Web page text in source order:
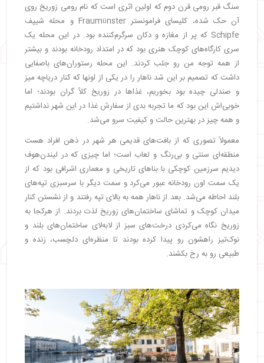
سنگ قبر رومی قرن دوم که اولین اثری است که نام رومی زوریخ روی
آن حک شده، کلیسای فرامونستر Fraumünster و محله شیپف
Schipfe که پر از مغازه و دکان سرگرم‌کننده بود. در این محله یک
سری کارگاه‌های کوچک هنری بود که در امتداد رودخانه بودند و بیشتر
از همه توجه من رو جلب کردند. این محله رستوران‌های باصفایی
داشت که تصمیم بر این شد ناهار را در یکی از اونها که کنار دریاچه میز
و صندلی چیده بود بخوریم، غذاها در زوریخ کلاً گران بودند؛ اما
خوبی‌اش این بود که ما تجربه بدی از سفارش غذا در این شهر نداشتیم
و همه چیز در بهترین حالت و کیفیت سرو می‌شد.
معمولاً تصوری که از بافت‌های قدیمی هر شهر در ذهن افراد هست
منطقه‌ای سنتی و بی‌رنگ و لعاب است؛ اما چیزی که در لیندن‌هوف
دیدیم سرزمین کوچکی با بناهای تاریخی و معماری اشرافی بود که از
یک سمت اون رودخانه عبور می‌کرد و سمت دیگر با سرسبزی تپه‌های
بلند احاطه می‌شد. بعد از ناهار همه به بالای تپه رفتند و از نشستن کنار
میدان کوچک و تماشای ساختمان‌های زوریخ لذت بردند. از هرکجا به
زوریخ نگاه می‌کردی درخت‌های سبز از لابه‌لای ساختمان‌های بلند و
نوک‌تیز راهشون رو پیدا کرده بودند تا منظره‌ای دلچسب، زنده و
طبیعی رو به رخ بکشند.